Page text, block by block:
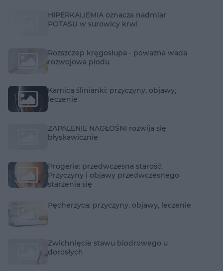
HIPERKALIEMIA oznacza nadmiar
POTASU w surowicy krwi
Rozszczep kręgosłupa - poważna wada
rozwojowa płodu
Kamica ślinianki: przyczyny, objawy,
leczenie
ZAPALENIE NAGŁOŚNI rozwija się
błyskawicznie
Progeria: przedwczesna starość.
Przyczyny i objawy przedwczesnego
starzenia się
Pęcherzyca: przyczyny, objawy, leczenie
Zwichnięcie stawu biodrowego u
dorosłych